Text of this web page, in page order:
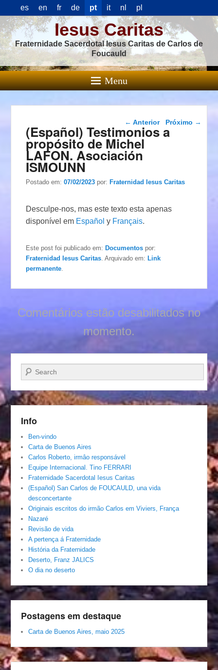
es en fr de pt it nl pl
Iesus Caritas
Fraternidade Sacerdotal Iesus Caritas de Carlos de
Foucauld
Menu
Navegação das
postagens
← Anterior Próximo →
(Español) Testimonios a
propósito de Michel
LAFON. Asociación
ISMOUNN
Postado em:07/02/2023 por:Fraternidad Iesus Caritas
Desculpe-nos, mas este texto esta apenas
disponível em Español y Français.
Este post foi publicado em:Documentos por:
Fraternidad Iesus Caritas . Arquivado em:Link
permanente
Comentários estão desabilitados no
momento.
Pesquisar…
Info
Ben-vindo
Carta de Buenos Aires
Carlos Roberto, irmâo responsável
Equipe Internacional. Tino FERRARI
Fraternidade Sacerdotal Iesus Caritas
(Español) San Carlos de FOUCAULD, una vida
desconcertante
Originais escritos do irmão Carlos em Viviers, França
Nazaré
Revisão de vida
A pertença á Fraternidade
História da Fraternidade
Deserto, Franz JALICS
O dia no deserto
Postagens em destaque
Carta de Buenos Aires, maio 2025